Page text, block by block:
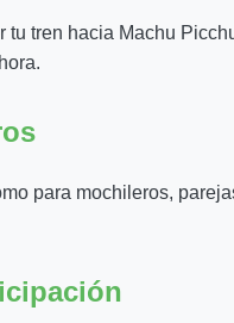
tu tren hacia Machu
para mochileros,